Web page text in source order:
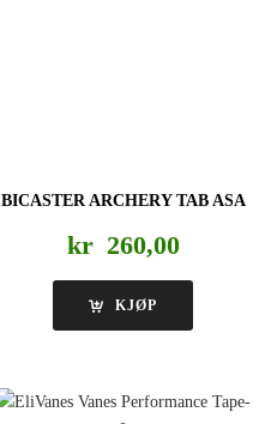
BICASTER ARCHERY TAB ASA
kr 260,00
KJØP